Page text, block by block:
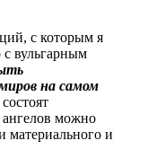
с которым я
с вульгарным
на самом
можно
материального и